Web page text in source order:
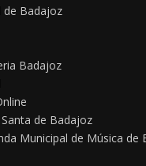
de Badajoz
Badajoz
de Badajoz
Municipal de Música de